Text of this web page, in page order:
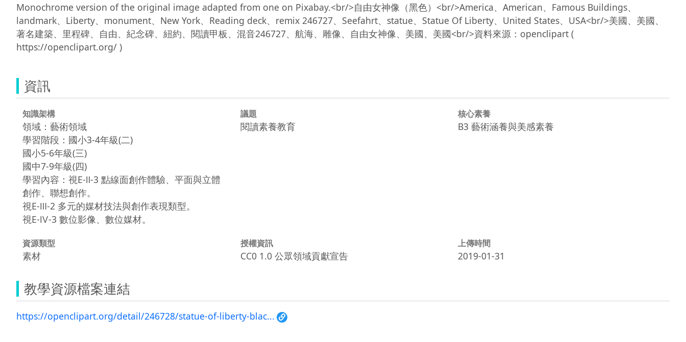
Monochrome version of the original image adapted from one on Pixabay.<br/>自由女神像（黑色）<br/>America、American、Famous Buildings、
landmark、Liberty、monument、New York、Reading deck、remix 246727、Seefahrt、statue、Statue Of Liberty、United States、USA<br/>美國、美國、
著名建築、里程碑、自由、紀念碑、紐約、閱讀甲板、混音246727、航海、雕像、自由女神像、美國、美國<br/>資料來源：openclipart (
資訊
知識架構
領域：藝術領域
學習階段：國小3-4年級(二)
國小5-6年級(三)
國中7-9年級(四)
學習內容：視E-Ⅱ-3 點線面創作體驗、平面與立體
創作、聯想創作。
視E-Ⅲ-2 多元的媒材技法與創作表現類型。
視E-Ⅳ-3 數位影像、數位媒材。
議題
閱讀素養教育
核心素養
B3 藝術涵養與美感素養
資源類型
素材
授權資訊
CC0 1.0 公眾領域貢獻宣告
上傳時間
2019-01-31
教學資源檔案連結
https://openclipart.org/detail/246728/statue-of-liberty-blac...